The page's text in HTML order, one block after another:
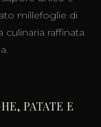
millefoglie di
raffinata
PATATE E